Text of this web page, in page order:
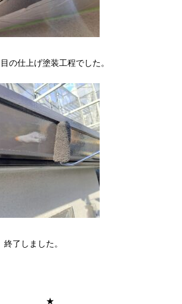
の仕上げ塗装工程でした。
了しました。
＿＿＿＿＿★＿＿＿＿＿＿＿＿＿＿＿＿＿＿